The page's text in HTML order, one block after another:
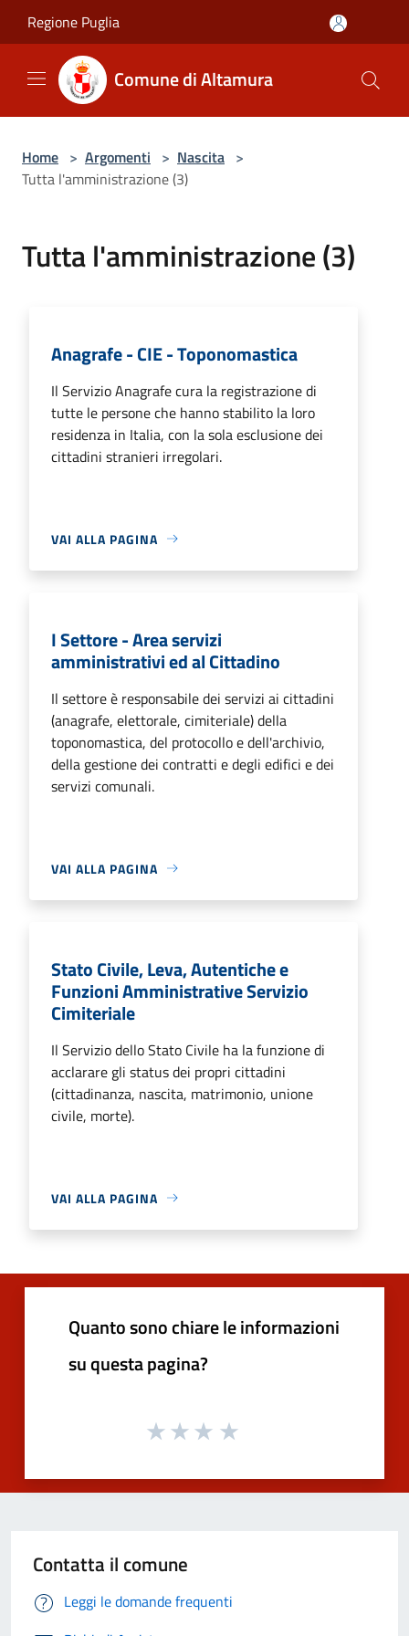
Regione Puglia
Comune di Altamura
Home > Argomenti > Nascita >
Tutta l'amministrazione (3)
Tutta l'amministrazione (3)
Anagrafe - CIE - Toponomastica
Il Servizio Anagrafe cura la registrazione di
tutte le persone che hanno stabilito la loro
residenza in Italia, con la sola esclusione dei
cittadini stranieri irregolari.
VAI ALLA PAGINA
I Settore - Area servizi
amministrativi ed al Cittadino
Il settore è responsabile dei servizi ai cittadini
(anagrafe, elettorale, cimiteriale) della
toponomastica, del protocollo e dell'archivio,
della gestione dei contratti e degli edifici e dei
servizi comunali.
VAI ALLA PAGINA
Stato Civile, Leva, Autentiche e
Funzioni Amministrative Servizio
Cimiteriale
Il Servizio dello Stato Civile ha la funzione di
acclarare gli status dei propri cittadini
(cittadinanza, nascita, matrimonio, unione
civile, morte).
VAI ALLA PAGINA
Quanto sono chiare le informazioni
su questa pagina?
Contatta il comune
Leggi le domande frequenti